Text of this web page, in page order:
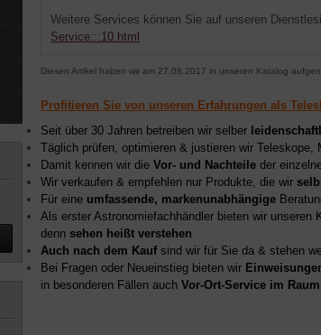
Weitere Services können Sie auf unseren
Service:::10.html
Diesen Artikel haben wir am 27.08.2017 in unseren Katalog
Profitieren Sie von unseren Erfahrungen als
Seit über 30 Jahren betreiben wir selber
Täglich prüfen, optimieren & justieren wir Teleskope,
Damit kennen wir die Vor- und Nachteile der
Wir verkaufen & empfehlen nur Produkte, die wir
Für eine umfassende, markenunabhängige
Als erster Astronomiefachhändler bieten wir unseren
denn sehen heißt verstehen
Auch nach dem Kaufsind wir für Sie da & stehen
Bei Fragen oder Neueinstieg bieten wir
in besonderen Fällen auch Vor-Ort-Service im